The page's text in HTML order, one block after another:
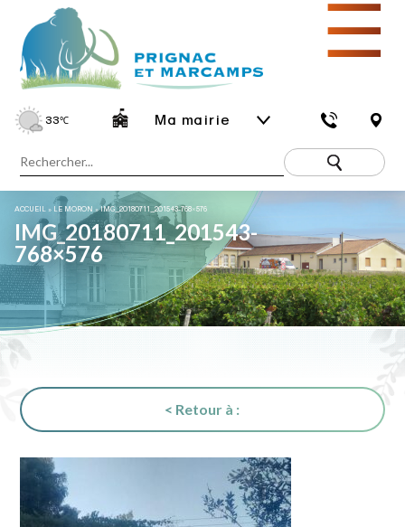
33℃ Ma mairie
☰
ACCUEIL » LE MORON »IMG_20180711_201543-768×576
IMG_20180711_201543-
768×576
< Retour à :